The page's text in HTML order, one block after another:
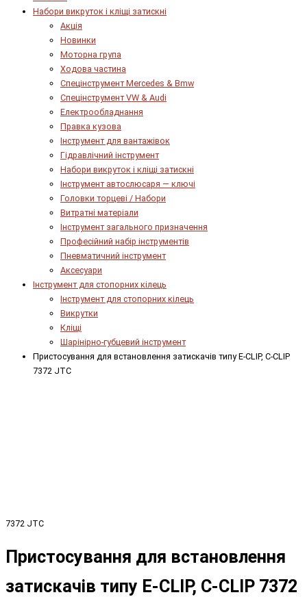
Набори викруток і кліщі затискні
Акція
Новинки
Моторна група
Ходова частина
Спецінструмент Mercedes & Bmw
Спецінструмент VW & Audi
Електрообладнання
Правка кузова
Інструмент для вантажівок
Гідравлічний інструмент
Набори викруток і кліщі затискні
Інструмент автослюсаря — ключі
Головки торцеві / Набори
Витратні матеріали
Інструмент загального призначення
Професійний набір інструментів
Пневматичний інструмент
Аксесуари
Інструмент для стопорних кілець
Інструмент для стопорних кілець
Викрутки
Кліщі
Шарінірно-губцевий інструмент
Пристосування для встановлення затискачів типу E-CLIP, C-CLIP
7372 JTC
7372 JTC
Пристосування для встановлення
затискачів типу E-CLIP, C-CLIP 7372